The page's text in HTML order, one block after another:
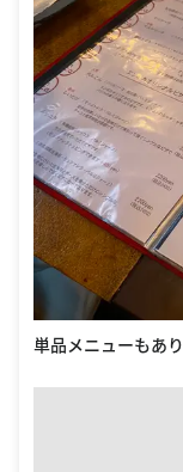
単品メニューもあ